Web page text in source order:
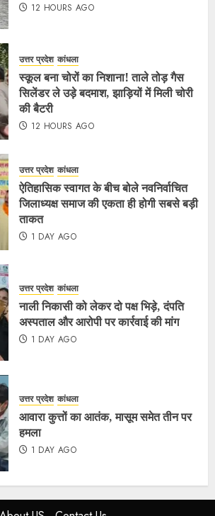
12 HOURS AGO
उत्तर प्रदेश कांधला
स्कूल बना चोरों का निशाना! ताले तोड़ गैस
सिलेंडर ले उड़े बदमाश, झाड़ियों में मिली चोरी
की बैटरी
12 HOURS AGO
उत्तर प्रदेश कांधला
ऐतिहासिक स्वागत के बीच बोले नवनिर्वाचित
जिलाध्यक्ष समाज की एकता ही होगी सबसे बड़ी
ताकत
1 DAY AGO
उत्तर प्रदेश कांधला
नाली निकासी को लेकर दो पक्ष भिड़े, दंपति
अस्पताल और आरोपी पर कार्रवाई की मांग
1 DAY AGO
उत्तर प्रदेश कांधला
आवारा कुत्तों का आतंक, मासूम समेत तीन पर
हमला
1 DAY AGO